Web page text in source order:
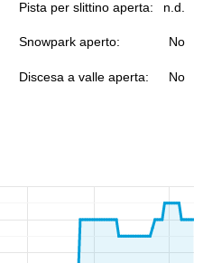
Pista per slittino aperta: n.d.
Snowpark aperto:
No
Discesa a valle aperta: No